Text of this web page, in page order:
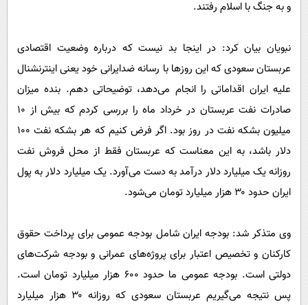
و به جنگ با اسلام رفتند.
نبویان بیان کرد: در اینجا بد نیست که درباره وضعیت اقتصادی
عربستان سعودی که این روزها با رسانه ضدایرانی خود یعنی اینترنشنال
علیه ایران اقداماتی را انجام می‌دهد، توضیحاتی دهم. بنده میزان
صادرات نفت عربستان در خرداد ماه را بررسی کردم که بیش از ۱۰
میلیون بشکه نفت در روز بود. اگر فرض کنیم که هر بشکه نفت ۱۰۰
دلار باشد، به این معناست که عربستان فقط از محل فروش نفت
روزانه یک میلیارد دلار درآمد به دست می‌آورد. یک میلیارد دلار به پول
ایران حدود ۳۰ هزار میلیارد تومان می‌شود.
وی متذکر شد: بودجه ایران شامل بودجه عمومی برای پرداخت حقوق
کارکنان و تخصیص اعتبار برای پروژه‌های عمرانی و بودجه شرکت‌های
دولتی است. بودجه عمومی ما حدود ۶۰۰ هزار میلیارد تومان است.
پس نتیجه می‌گیریم عربستان سعودی که روزانه ۳۰ هزار میلیارد